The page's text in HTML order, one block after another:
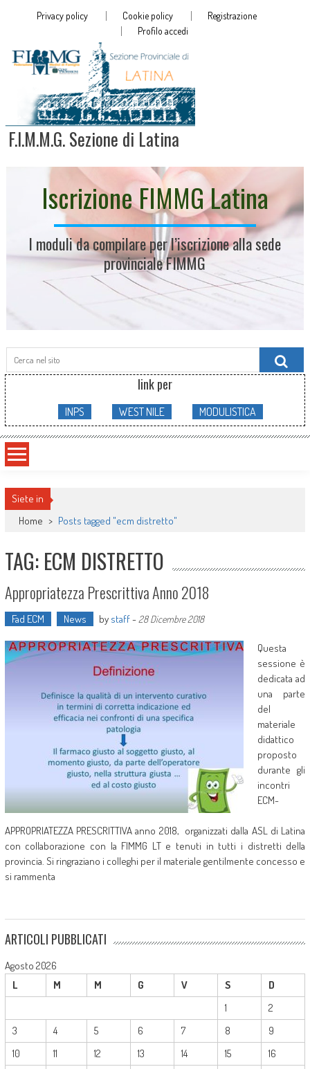
Privacy policy Cookie policy
Registrazione
Profilo accedi
F.I.M.M.G. Sezione di Latina
Iscrizione FIMMG Latina
I moduli da compilare per l’iscrizione alla sede
provinciale FIMMG
Search
for:
link per
INPS WEST NILE MODULISTICA
Siete in
Home > Posts tagged "ecm distretto"
TAG: ECM DISTRETTO
Appropriatezza Prescrittiva Anno 2018
Fad ECM News by staff- 28 Dicembre 2018
Questa
sessione è
dedicata ad
una parte
del
materiale
didattico
proposto
durante gli
incontri
ECM-
APPROPRIATEZZA PRESCRITTIVA anno 2018, organizzati dalla ASL di Latina
con collaborazione con la FIMMG LT e tenuti in tutti i distretti della
provincia. Si ringraziano i colleghi per il materiale gentilmente concesso e
si rammenta
ARTICOLI PUBBLICATI
Agosto 2026
L
M M G V S
D
1
2
3
4 5 6 7 8
9
10
11 12 13 14 15
16